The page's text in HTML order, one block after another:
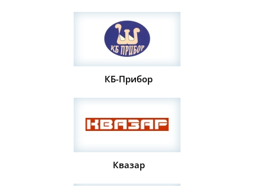
КБ-Прибор
Квазар